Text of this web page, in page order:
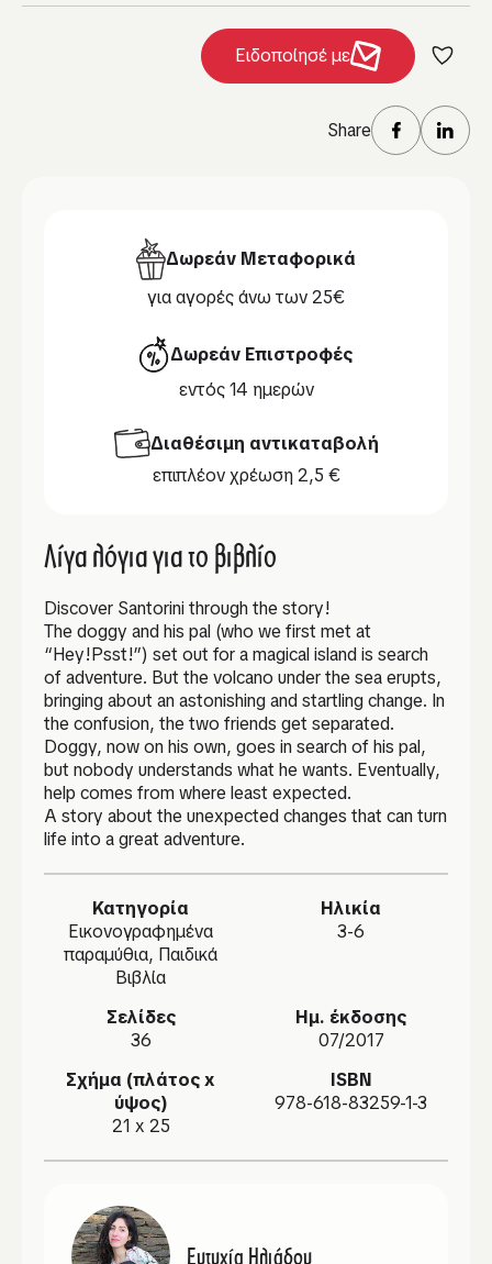
Ειδοποίησέ με
Share
Δωρεάν Μεταφορικά
για αγορές άνω των 25€
Δωρεάν Επιστροφές
εντός 14 ημερών
Διαθέσιμη αντικαταβολή
επιπλέον χρέωση 2,5 €
Λίγα λόγια για το βιβλίο
Discover Santorini through the story!
The doggy and his pal (who we first met at
“Hey!Psst!”) set out for a magical island is search
of adventure. But the volcano under the sea erupts,
bringing about an astonishing and startling change. In
the confusion, the two friends get separated.
Doggy, now on his own, goes in search of his pal,
but nobody understands what he wants. Eventually,
help comes from where least expected.
A story about the unexpected changes that can turn
life into a great adventure.
Κατηγορία
Εικονογραφημένα
παραμύθια, Παιδικά
Βιβλία
Ηλικία
3-6
Σελίδες
36
Ημ. έκδοσης
07/2017
Σχήμα (πλάτος x
ύψος)
21 x 25
ISBN
978-618-83259-1-3
Ευτυχία Ηλιάδου